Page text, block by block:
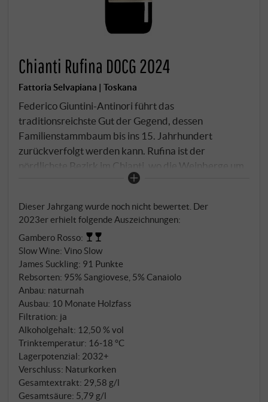
Chianti Rufina DOCG 2024
Fattoria Selvapiana | Toskana
Federico Giuntini-Antinori führt das
traditionsreichste Gut der Gegend, dessen
Familienstammbaum bis ins 15. Jahrhundert
zurückverfolgt werden kann. Rufina ist der
nördlichste Bezirk im Chianti, wo die Weinberge um
die Villa di Selvapiana und in den Lagen von San
gedeihen. Hauptsächlich Sangiovese mit kleinen
Zusätzen von Canaiolo, Colorino und Malvasia Nera
werden zwischen Ende September und Anfang
Oktober teils von Hand gelesen. Die spontane
Gärung erfolgt in Stahltanks bei 28-30°C mit 25-
tägiger Mazeration, die Reife dauert 12 Monate in
25-hl-Fässern aus französischer Eiche und
Betonbehältern.
Dieser Jahrgang wurde noch nicht bewertet. Der
2023er erhielt folgende Auszeichnungen:
Gambero Rosso:
Slow Wine: Vino Slow
James Suckling: 91 Punkte
Rebsorten: 95% Sangiovese, 5% Canaiolo
Anbau: naturnah
Ausbau: 10 Monate Holzfass
Filtration: ja
Alkoholgehalt: 12,50 % vol
Trinktemperatur: 16‑18 °C
Lagerpotenzial: 2032+
Verschluss: Naturkorken
Gesamtextrakt: 29,58 g/l
Gesamtsäure: 5,79 g/l